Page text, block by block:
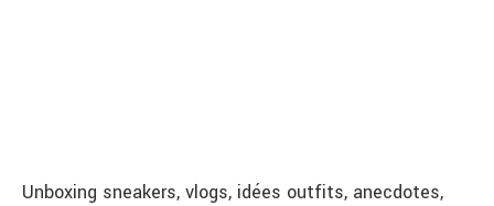
Unboxing sneakers, vlogs, idées outfits, anecdotes,